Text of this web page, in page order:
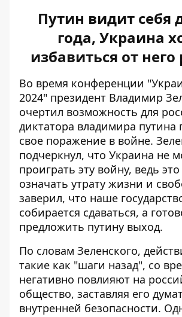
Путин видит себя
года, Украина
избавиться от
Во время конференции
2024" президент Владимир
очертил возможность для
диктатора владимира путина
свое поражение в войне.
подчеркнул, что Украина не
проиграть эту войну, ведь
означать утрату жизни и
заверил, что наше
собирается сдаваться, а
предложить путину выход.
По словам Зеленского,
такие как "шаги назад", со
негативно повлияют на
общество, заставляя его
внутренней безопасности.